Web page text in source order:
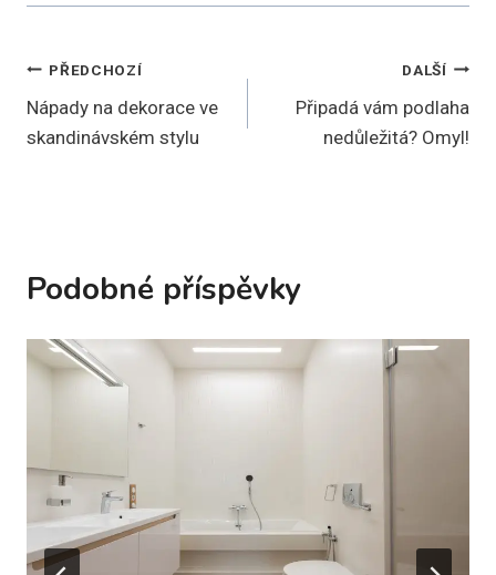
Navigace
pro
PŘEDCHOZÍ
Nápady na dekorace ve
skandinávském stylu
DALŠÍ
Připadá vám podlaha
nedůležitá? Omyl!
Podobné příspěvky